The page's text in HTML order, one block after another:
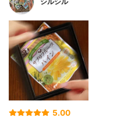
5.00